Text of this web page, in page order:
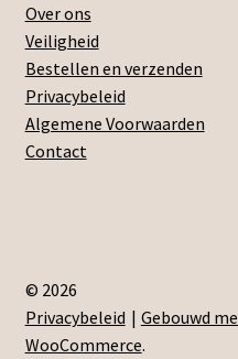
Over ons
Veiligheid
Bestellen en verzenden
Privacybeleid
Algemene Voorwaarden
Contact
© 2026
Privacybeleid
Gebouwd
WooCommerce.